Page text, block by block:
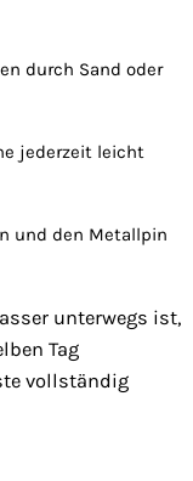
durch Sand oder
jederzeit leicht
und den Metallpin
unterwegs ist,
Tag
vollständig